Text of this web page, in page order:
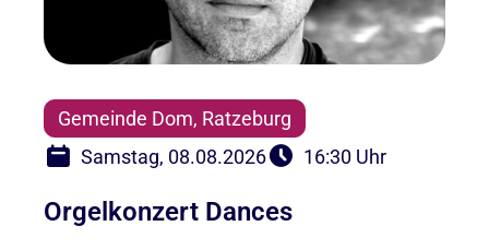
Gemeinde Dom, Ratzeburg
Samstag, 08.08.2026
16:30 Uhr
Orgelkonzert Dances